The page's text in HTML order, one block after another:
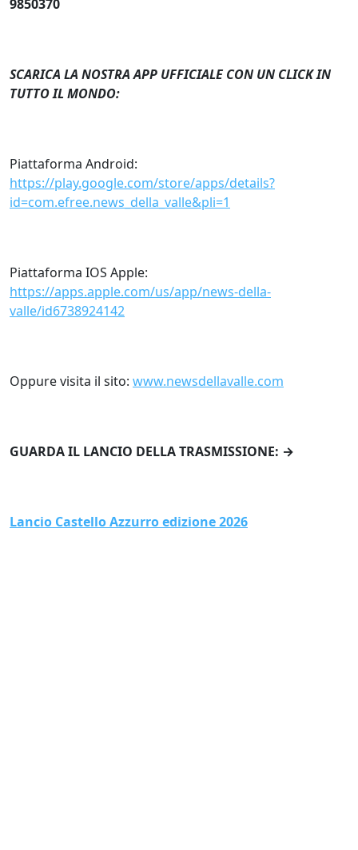
9850370
SCARICA LA NOSTRA APP UFFICIALE CON UN CLICK IN
TUTTO IL MONDO:
Piattaforma Android:
https://play.google.com/store/apps/details?
id=com.efree.news_della_valle&pli=1
Piattaforma IOS Apple:
https://apps.apple.com/us/app/news-della-
valle/id6738924142
Oppure visita il sito: www.newsdellavalle.com
GUARDA IL LANCIO DELLA TRASMISSIONE: →
Lancio Castello Azzurro edizione 2026